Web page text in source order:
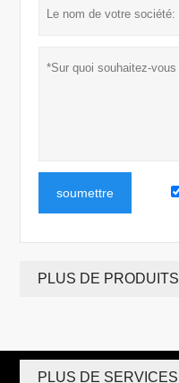
soumettre
PLUS DE PRODUITS
PLUS DE SERVICES